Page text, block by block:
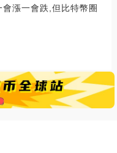
漲一會跌,但比特幣圈